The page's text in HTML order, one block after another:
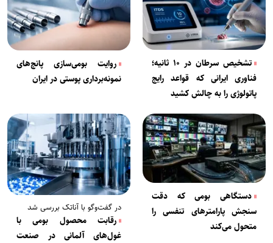
تشخیص سرطان در ۱۰ ثانیه؛
فناوری ایرانی که قواعد رایج
پاتولوژی را به چالش کشید
روایت بومی‌سازی پانچ‌های
نمونه‌برداری پوستی در ایران
دستگاهی بومی که دقت
سنجش پارامتر‌های تنفسی را
متحول می‌کند
در گفت‌و‌گو با آناتک بررسی شد
رقابت محصول بومی با
غول‌های آلمانی در صنعت